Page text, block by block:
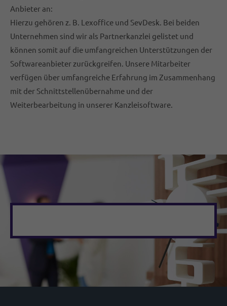
Anbieter an:
Hierzu gehören z. B. Lexoffice und SevDesk. Bei beiden
Unternehmen sind wir als Partnerkanzlei gelistet und
können somit auf die umfangreichen Unterstützungen der
Softwareanbieter zurückgreifen. Unsere Mitarbeiter
verfügen über umfangreiche Erfahrung im Zusammenhang
mit der Schnittstellenübernahme und der
Weiterbearbeitung in unserer Kanzleisoftware.